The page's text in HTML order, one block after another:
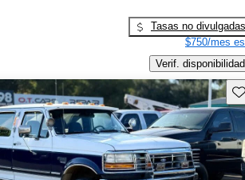
Tasas no divulgadas
$750/mes
Verif. disponibilidad